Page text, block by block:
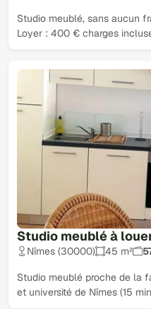
Studio meublé, sans aucun
Loyer : 400 € charges
Studio meublé à
Nîmes (30000) 45 m²
Studio meublé proche de la
et université de Nîmes (15